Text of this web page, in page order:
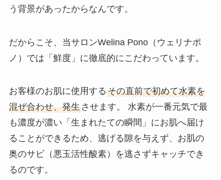
う背景があったからなんです。
だからこそ、当サロンWelina Pono（ウェリナポ
ノ）では「鮮度」に徹底的にこだわっています。
お客様のお肌に使用するその直前で初めて水素を
混ぜ合わせ、発生させます。 水素が一番元気で最
も濃度が濃い「生まれたての瞬間」にお肌へ届け
ることができるため、逃げる隙を与えず、お肌の
奥のサビ（悪玉活性酸素）を逃さずキャッチでき
るのです。